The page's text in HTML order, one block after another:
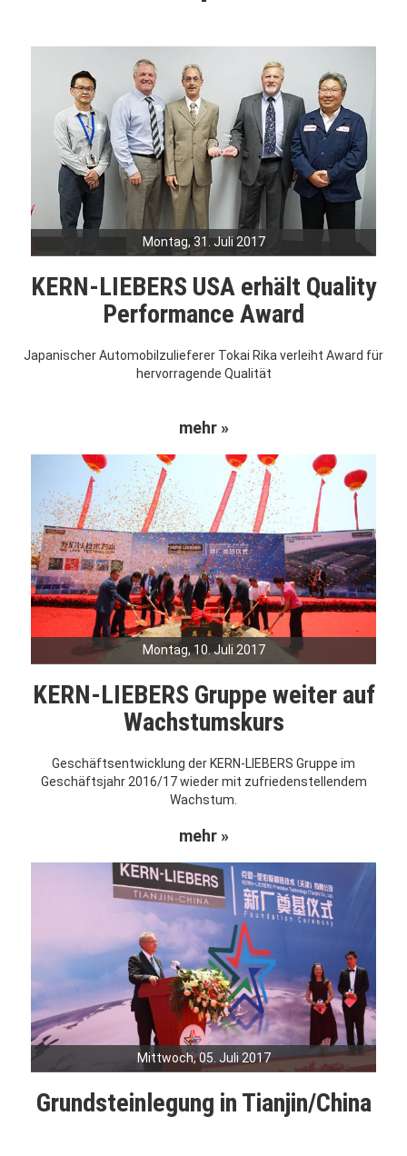
Montag, 31. Juli 2017
KERN-LIEBERS USA erhält Quality
Performance Award
Japanischer Automobilzulieferer Tokai Rika verleiht Award für
hervorragende Qualität
mehr »
Montag, 10. Juli 2017
KERN-LIEBERS Gruppe weiter auf
Wachstumskurs
Geschäftsentwicklung der KERN-LIEBERS Gruppe im
Geschäftsjahr 2016/17 wieder mit zufriedenstellendem
Wachstum.
mehr »
Mittwoch, 05. Juli 2017
Grundsteinlegung in Tianjin/China